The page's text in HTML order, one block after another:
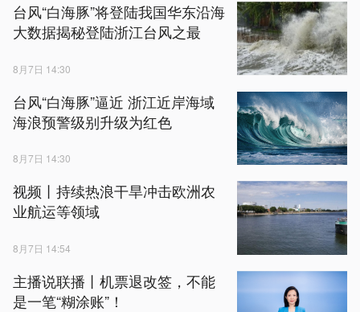
台风“白海豚”将登陆我国华东沿海
大数据揭秘登陆浙江台风之最
8月7日 14:30
台风“白海豚”逼近 浙江近岸海域
海浪预警级别升级为红色
8月7日 14:30
视频丨持续热浪干旱冲击欧洲农
业航运等领域
8月7日 14:54
主播说联播丨机票退改签，不能
是一笔“糊涂账”！